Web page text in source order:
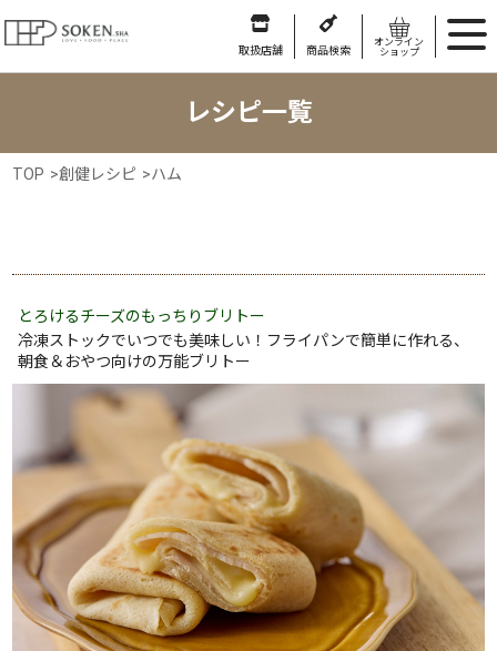
取扱店舗 商品検索
オンライン
ショップ
レシピ一覧
TOP >創健レシピ >ハム
とろけるチーズのもっちりブリトー
冷凍ストックでいつでも美味しい！フライパンで簡単に作れる、
朝食＆おやつ向けの万能ブリトー